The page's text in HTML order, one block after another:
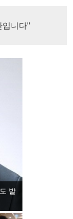
입니다"
발